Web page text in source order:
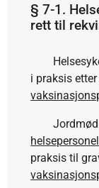
§ 7-1.
rett til
i praksis
praksis til